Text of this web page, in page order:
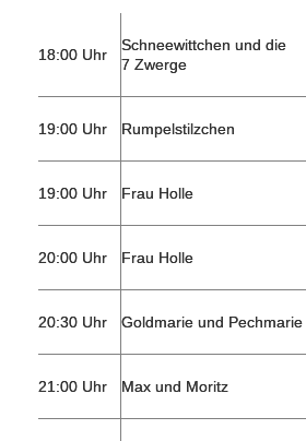
18:00 Uhr
Schneewittchen und die
7 Zwerge
19:00 Uhr Rumpelstilzchen
19:00 Uhr Frau Holle
20:00 Uhr Frau Holle
20:30 Uhr Goldmarie und Pechmarie
21:00 Uhr Max und Moritz